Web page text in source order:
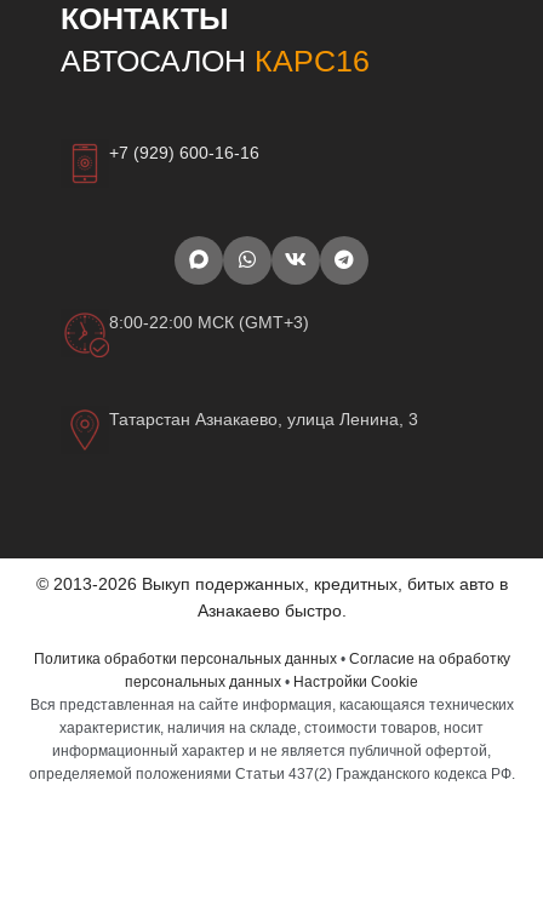
КОНТАКТЫ
АВТОСАЛОН КАРС16
+7 (929) 600-16-16
8:00-22:00 МСК (GMT+3)
Татарстан Азнакаево, улица Ленина, 3
© 2013-2026 Выкуп подержанных, кредитных, битых авто в
Азнакаево быстро.
Политика обработки персональных данных• Согласие на обработку
персональных данных • Настройки Cookie
Вся представленная на сайте информация, касающаяся технических
характеристик, наличия на складе, стоимости товаров, носит
информационный характер и не является публичной офертой,
определяемой положениями Статьи 437(2) Гражданского кодекса РФ.